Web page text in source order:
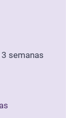
semanas